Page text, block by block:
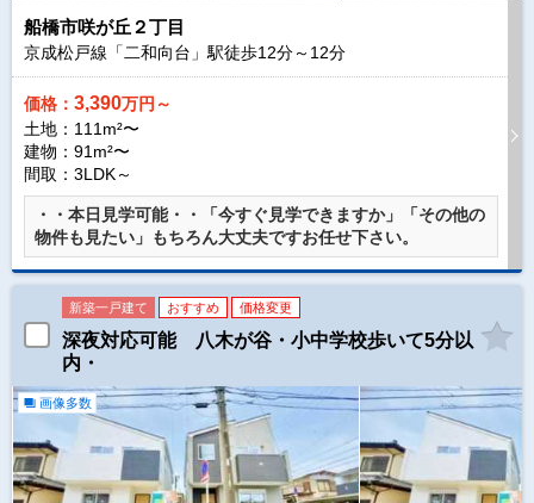
船橋市咲が丘２丁目
京成松戸線「二和向台」駅徒歩12分～ 12分
価格： 3,390万円～
土地：111m²〜
建物：91m²〜
間取：3LDK～
・・本日見学可能・・「今すぐ見学できますか」「その他の
物件も見たい」もちろん大丈夫ですお任せ下さい。
新築一戸建て おすすめ 価格変更
深夜対応可能 八木が谷・小中学校歩いて5分以
内・
画像多数